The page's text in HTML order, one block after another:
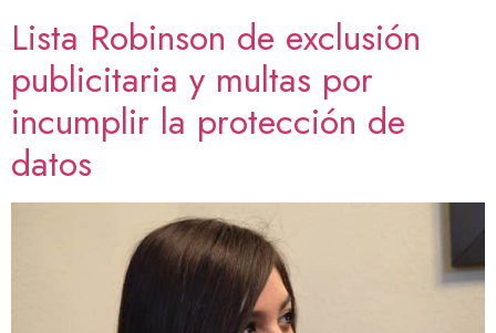
Lista Robinson de exclusión
publicitaria y multas por
incumplir la protección de
datos